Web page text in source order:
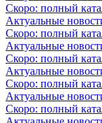
Скоро: полный
Актуальные
Скоро: полный
Актуальные
Скоро: полный
Актуальные
Скоро: полный
Актуальные
Скоро: полный